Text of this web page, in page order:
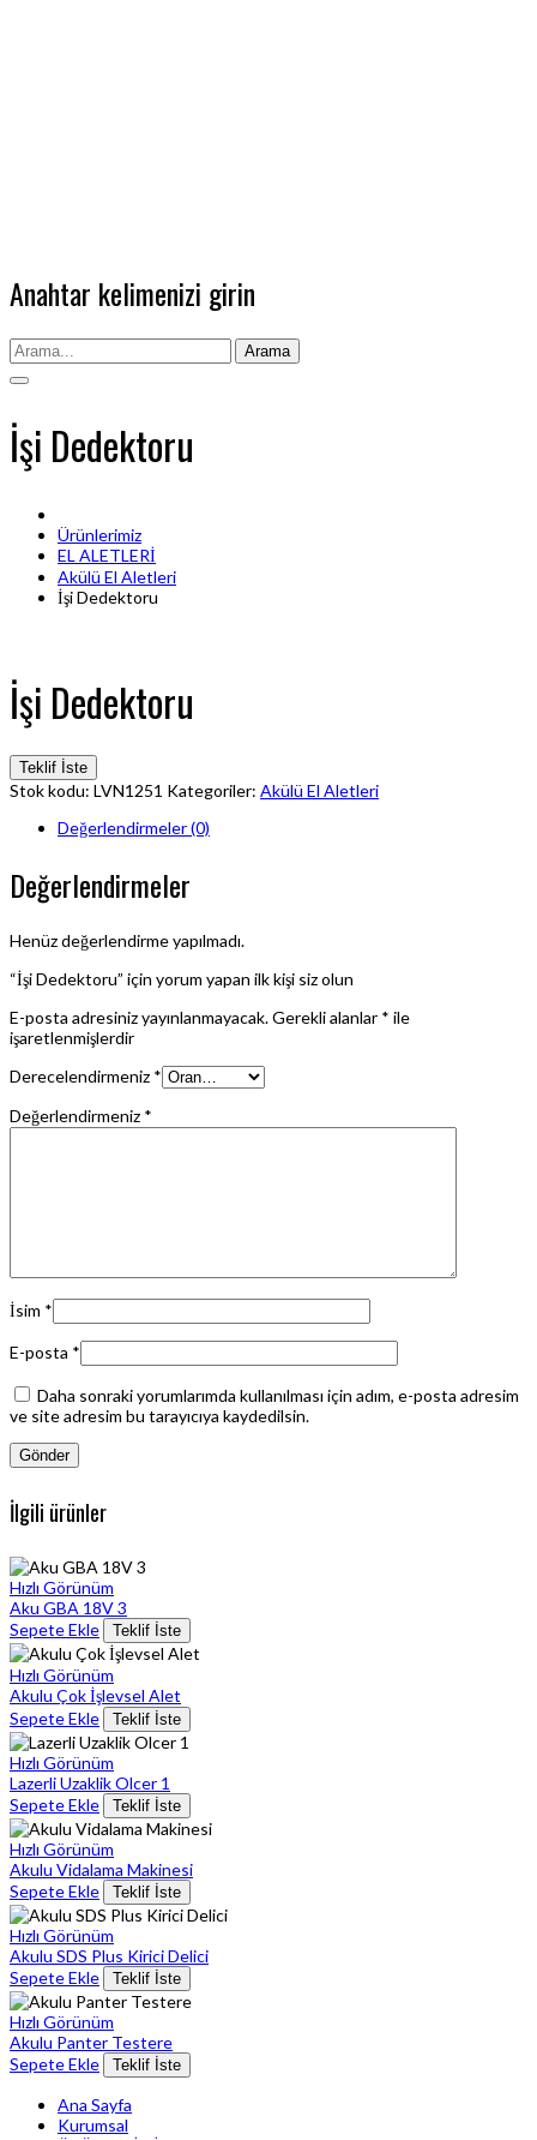
Anahtar kelimenizi girin
Arama
İşi Dedektoru
Ürünlerimiz
EL ALETLERİ
Akülü El Aletleri
İşi Dedektoru
İşi Dedektoru
Teklif İste
Stok kodu: LVN1251 Kategoriler: Akülü El Aletleri
Değerlendirmeler (0)
Değerlendirmeler
Henüz değerlendirme yapılmadı.
“İşi Dedektoru” için yorum yapan ilk kişi siz olun
E-posta adresiniz yayınlanmayacak.Gerekli alanlar * ile
işaretlenmişlerdir
Derecelendirmeniz *
Değerlendirmeniz *
İsim *
E-posta *
Daha sonraki yorumlarımda kullanılması için adım, e-posta adresim
ve site adresim bu tarayıcıya kaydedilsin.
İlgili ürünler
Hızlı Görünüm
Aku GBA 18V 3
Sepete Ekle
Teklif İste
Hızlı Görünüm
Akulu Çok İşlevsel Alet
Sepete Ekle
Teklif İste
Hızlı Görünüm
Lazerli Uzaklik Olcer 1
Sepete Ekle
Teklif İste
Hızlı Görünüm
Akulu Vidalama Makinesi
Sepete Ekle
Teklif İste
Hızlı Görünüm
Akulu SDS Plus Kirici Delici
Sepete Ekle
Teklif İste
Hızlı Görünüm
Akulu Panter Testere
Sepete Ekle
Teklif İste
Ana Sayfa
Kurumsal